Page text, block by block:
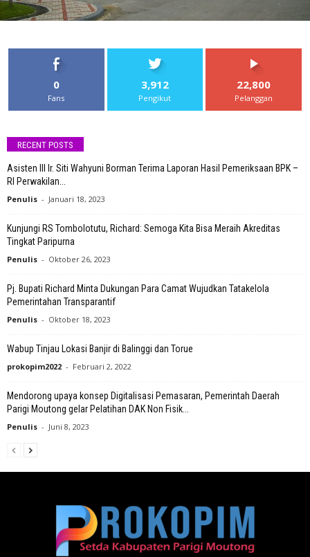
0
Fans
3,912
Pengikut
22,800
Pelanggan
RECENT POSTS
Asisten III Ir. Siti Wahyuni Borman Terima Laporan Hasil Pemeriksaan BPK –
RI Perwakilan...
Penulis - Januari 18, 2023
Kunjungi RS Tombolotutu, Richard: Semoga Kita Bisa Meraih Akreditas
Tingkat Paripurna
Penulis - Oktober 26, 2023
Pj. Bupati Richard Minta Dukungan Para Camat Wujudkan Tatakelola
Pemerintahan Transparantif
Penulis - Oktober 18, 2023
Wabup Tinjau Lokasi Banjir di Balinggi dan Torue
prokopim2022 - Februari 2, 2022
Mendorong upaya konsep Digitalisasi Pemasaran, Pemerintah Daerah
Parigi Moutong gelar Pelatihan DAK Non Fisik...
Penulis - Juni 8, 2023